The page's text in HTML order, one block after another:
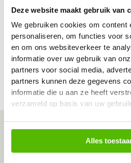
Deze website maakt gebruik van
We gebruiken cookies om content
personaliseren, om functies voor
en om ons websiteverkeer te
informatie over uw gebruik van
partners voor social media,
partners kunnen deze gegevens
informatie die u aan ze heeft
verzameld op basis van uw
Alles
Vraag & antwoord
De meest voorkomende vragen
je hier.
Bekijk alle
Meer inzamelpunten in de buurt